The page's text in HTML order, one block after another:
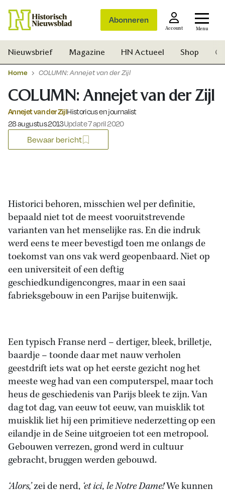
Abonneren
Account Menu
Zoek
Nieuwsbrief Magazine HN Actueel Shop
Home COLUMN: Annejet van der Zijl
COLUMN: Annejet van der Zijl
Annejet van der ZijlHistoricus en journalist
Gepubliceerd op:
28 augustus 2013Update 7 april 2020
Bewaar bericht
Historici behoren, misschien wel per definitie,
bepaald niet tot de meest vooruitstrevende
varianten van het menselijke ras. En die indruk
werd eens te meer bevestigd toen me onlangs de
toekomst van ons vak werd geopenbaard. Niet op
een universiteit of een deftig
geschiedkundigencongres, maar in een saai
fabrieksgebouw in een Parijse buitenwijk.
Een typisch Franse nerd – dertiger, bleek, brilletje,
baardje – toonde daar met nauw verholen
geestdrift iets wat op het eerste gezicht nog het
meeste weg had van een computerspel, maar toch
heus de geschiedenis van Parijs bleek te zijn. Van
dag tot dag, van eeuw tot eeuw, van muisklik tot
muisklik liet hij een primitieve nederzetting op een
eilandje in de Seine uitgroeien tot een metropool.
Gebouwen verrezen, grond werd in cultuur
gebracht, bruggen werden gebouwd.
‘Alors,’zei de nerd, ‘et ici, le Notre Dame!We kunnen